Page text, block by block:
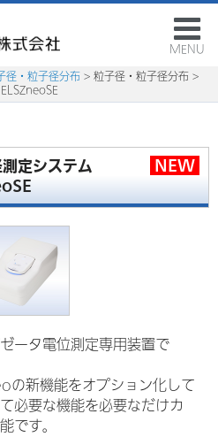
MENU
径・粒子径分布 > 粒子径・粒子径分布 >
定システム
NEW
ータ電位測定専用装置で
の新機能をオプション化して
必要な機能を必要なだけカ
です。